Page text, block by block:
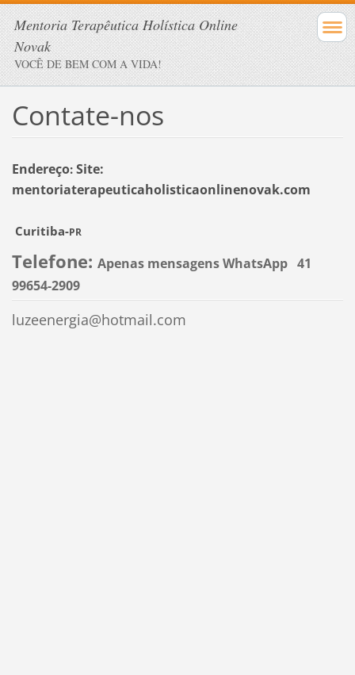
Mentoria Terapêutica Holística Online
Novak
VOCÊ DE BEM COM A VIDA!
Contate-nos
Endereço: Site:
mentoriaterapeuticaholisticaonlinenovak.com
Curitiba-PR
Telefone: Apenas mensagens WhatsApp 41
99654-2909
luzeenergia@hotmail.com